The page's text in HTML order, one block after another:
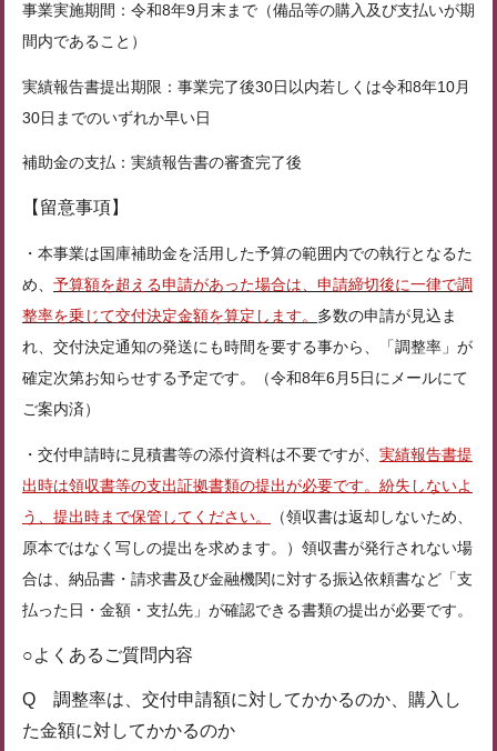
事業実施期間：令和8年9月末まで（備品等の購入及び支払いが期
間内であること）
実績報告書提出期限：事業完了後30日以内若しくは令和8年10月
30日までのいずれか早い日
補助金の支払：実績報告書の審査完了後
【留意事項】
・本事業は国庫補助金を活用した予算の範囲内での執行となるた
め、 予算額を超える申請があった場合は、申請締切後に一律で調
整率を乗じて交付決定金額を算定します。 多数の申請が見込ま
れ、交付決定通知の発送にも時間を要する事から、「調整率」が
確定次第お知らせする予定です。（令和8年6月5日にメールにて
ご案内済）
・交付申請時に見積書等の添付資料は不要ですが、 実績報告書提
出時は領収書等の支出証拠書類の提出が必要です。紛失しないよ
う、提出時まで保管してください。
（領収書は返却しないため、
原本ではなく写しの提出を求めます。）領収書が発行されない場
合は、納品書・請求書及び金融機関に対する振込依頼書など「支
払った日・金額・支払先」が確認できる書類の提出が必要です。
○よくあるご質問内容
Q 調整率は、交付申請額に対してかかるのか、購入し
た金額に対してかかるのか